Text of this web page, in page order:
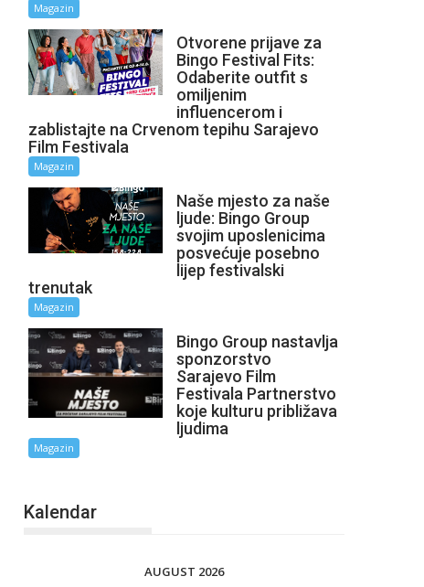
Magazin
Otvorene prijave za
Bingo Festival Fits:
Odaberite outfit s
omiljenim
influencerom i
zablistajte na Crvenom tepihu Sarajevo
Film Festivala
Magazin
Naše mjesto za naše
ljude: Bingo Group
svojim uposlenicima
posvećuje posebno
lijep festivalski
trenutak
Magazin
Bingo Group nastavlja
sponzorstvo
Sarajevo Film
Festivala Partnerstvo
koje kulturu približava
ljudima
Magazin
Kalendar
AUGUST 2026